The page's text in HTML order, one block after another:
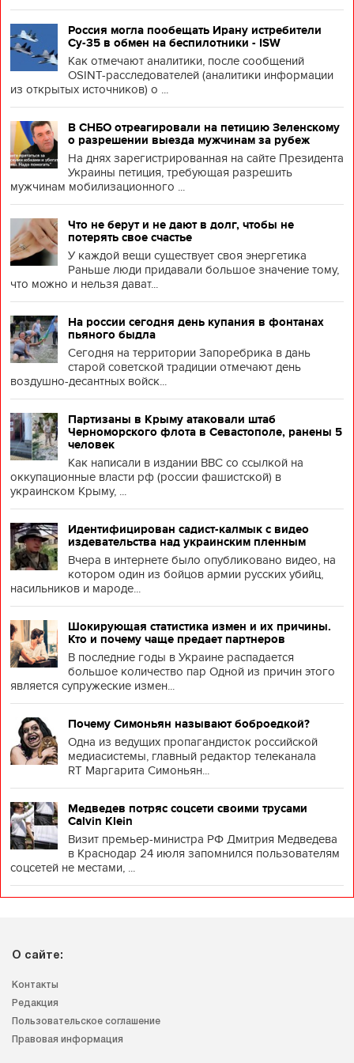
Россия могла пообещать Ирану истребители
Су-35 в обмен на беспилотники - ISW
Как отмечают аналитики, после сообщений
OSINT-расследователей (аналитики информации
из открытых источников) о ...
В СНБО отреагировали на петицию Зеленскому
о разрешении выезда мужчинам за рубеж
На днях зарегистрированная на сайте Президента
Украины петиция, требующая разрешить
мужчинам мобилизационного ...
Что не берут и не дают в долг, чтобы не
потерять свое счастье
У каждой вещи существует своя энергетика
Раньше люди придавали большое значение тому,
что можно и нельзя дават...
На россии сегодня день купания в фонтанах
пьяного быдла
Сегодня на территории Запоребрика в дань
старой советской традиции отмечают день
воздушно-десантных войск...
Партизаны в Крыму атаковали штаб
Черноморского флота в Севастополе, ранены 5
человек
Как написали в издании BBC со ссылкой на
оккупационные власти рф (россии фашистской) в
украинском Крыму, ...
Идентифицирован садист-калмык с видео
издевательства над украинским пленным
Вчера в интернете было опубликовано видео, на
котором один из бойцов армии русских убийц,
насильников и мароде...
Шокирующая статистика измен и их причины.
Кто и почему чаще предает партнеров
В последние годы в Украине распадается
большое количество пар Одной из причин этого
является супружеские измен...
Почему Симоньян называют боброедкой?
Одна из ведущих пропагандисток российской
медиасистемы, главный редактор телеканала
RT Маргарита Симоньян...
Медведев потряс соцсети своими трусами
Calvin Klein
Визит премьер-министра РФ Дмитрия Медведева
в Краснодар 24 июля запомнился пользователям
соцсетей не местами, ...
О сайте:
Контакты
Редакция
Пользовательское соглашение
Правовая информация